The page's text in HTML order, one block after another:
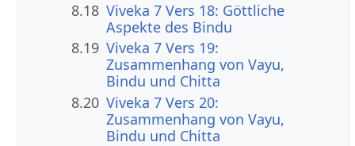
8.18 Viveka 7 Vers 18: Göttliche
Aspekte des Bindu
8.19 Viveka 7 Vers 19:
Zusammenhang von Vayu,
Bindu und Chitta
8.20 Viveka 7 Vers 20:
Zusammenhang von Vayu,
Bindu und Chitta